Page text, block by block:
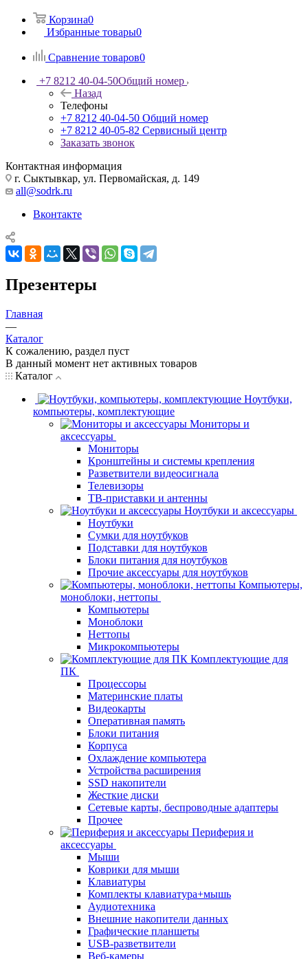
Корзина0
Избранные товары0
Сравнение товаров0
+7 8212 40-04-50Общий номер
Назад
Телефоны
+7 8212 40-04-50 Общий номер
+7 8212 40-05-82 Сервисный центр
Заказать звонок
Контактная информация
г. Сыктывкар, ул. Первомайская, д. 149
all@sodrk.ru
Вконтакте
Презентеры
Главная
—
Каталог
К сожалению, раздел пуст
В данный момент нет активных товаров
Каталог
Ноутбуки,
компьютеры, комплектующие
Мониторы и
аксессуары
Мониторы
Кронштейны и системы крепления
Разветвители видеосигнала
Телевизоры
ТВ-приставки и антенны
Ноутбуки и аксессуары
Ноутбуки
Сумки для ноутбуков
Подставки для ноутбуков
Блоки питания для ноутбуков
Прочие аксессуары для ноутбуков
Компьютеры,
моноблоки, неттопы
Компьютеры
Моноблоки
Неттопы
Микрокомпьютеры
Комплектующие для
ПК
Процессоры
Материнские платы
Видеокарты
Оперативная память
Блоки питания
Корпуса
Охлаждение компьютера
Устройства расширения
SSD накопители
Жесткие диски
Сетевые карты, беспроводные адаптеры
Прочее
Периферия и
аксессуары
Мыши
Коврики для мыши
Клавиатуры
Комплекты клавиатура+мышь
Аудиотехника
Внешние накопители данных
Графические планшеты
USB-разветвители
Веб-камеры